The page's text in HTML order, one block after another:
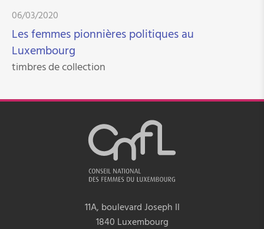
06/03/2020
Les femmes pionnières politiques au
Luxembourg
timbres de collection
11A, boulevard Joseph II
1840 Luxembourg